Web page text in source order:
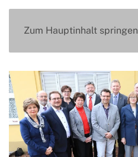
Zum Hauptinhalt springen